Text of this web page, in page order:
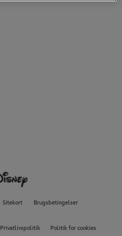
Sitekort Brugsbetingelser
Privatlivspolitik Politik for cookies